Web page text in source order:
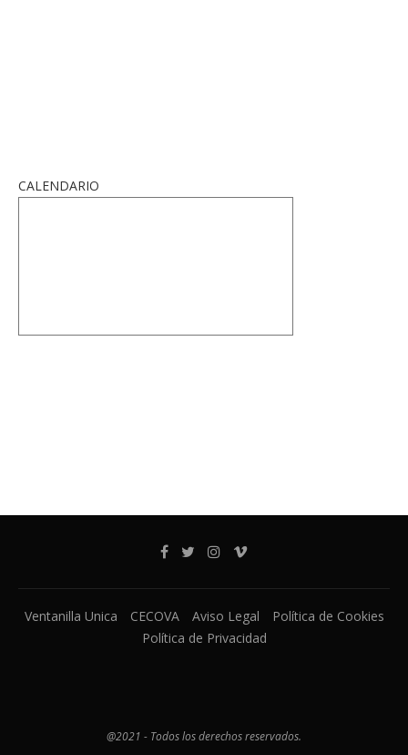
CALENDARIO
Ventanilla Unica CECOVA Aviso Legal
Política de Cookies
Política de Privacidad
@2021 - Todos los derechos reservados.